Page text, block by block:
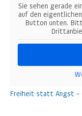
Sie sehen gerade
auf den
Button unten.
Freiheit statt Angst –